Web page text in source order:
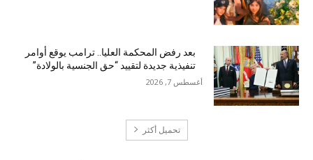
بعد رفض المحكمة العليا.. ترامب يوقع أوامر
تنفيذية جديدة لتقييد “حق الجنسية بالولادة”
أغسطس 7, 2026
تحميل أكثر